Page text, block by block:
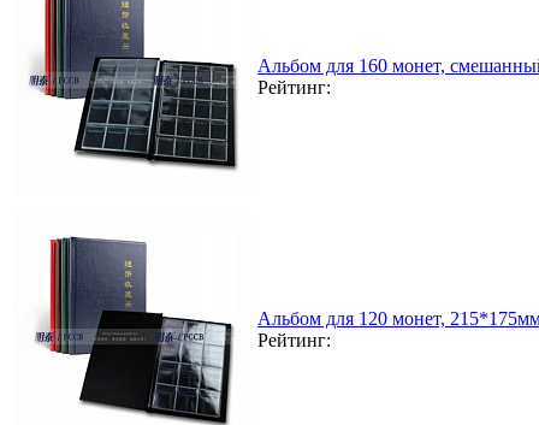
Альбом для 160 монет,
Рейтинг:
Альбом для 120 монет,
Рейтинг: